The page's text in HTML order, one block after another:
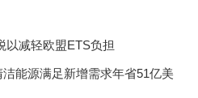
以减轻欧盟ETS负担
能源满足新增需求年省51亿美